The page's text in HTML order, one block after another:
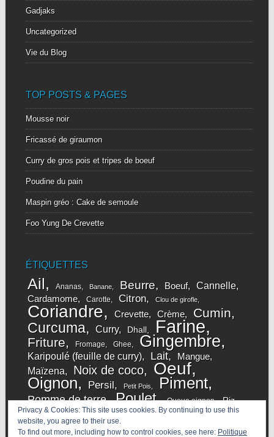
Gadjaks
Uncategorized
Vie du Blog
TOP POSTS & PAGES
Mousse noir
Fricassé de giraumon
Curry de gros pois et tripes de boeuf
Poudine du pain
Maspin gréo : Cake de semoule
Foo Yung De Crevette
ÉTIQUETTES
Ail Ananas Banane Beurre Boeuf Cannelle
Cardamome Carotte Citron Clou de girofle
Coriandre Crevette Crème Cumin
Curcuma Curry Dhall Farine
Friture Fromage Ghee Gingembre
Karipoulé (feuille de curry) Lait Mangue
Maïzena Noix de coco Oeuf
Oignon Persil Petit Pois Piment
Pomme de terre Poulet Queue oignon Riz
Sauce soja Sucre Sucre de Cane
Tamarin Thym Tomate Vanille Yaourt
Privacy & Cookies: This site uses cookies. By continuing to use this
website, you agree to their use.
To find out more, including how to control cookies, see here: Politique